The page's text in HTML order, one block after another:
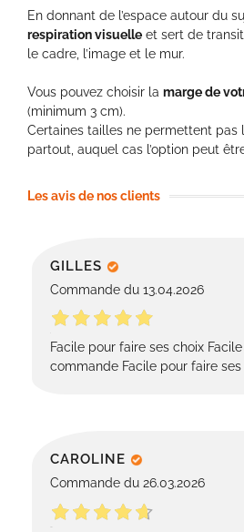
En donnant de l’espace autour du
respiration visuelle et sert de
le cadre, l’image et le mur.
Vous pouvez choisir la marge de
(minimum 3 cm).
Certaines tailles ne permettent pas
partout, auquel cas l’option peut
Les avis de nos clients
GILLES
Commande du 13.04.2026
Facile pour faire ses choix
commande Facile pour faire
CAROLINE
Commande du 26.03.2026